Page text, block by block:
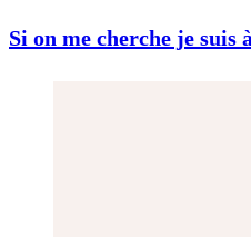
Si on me cherche je suis